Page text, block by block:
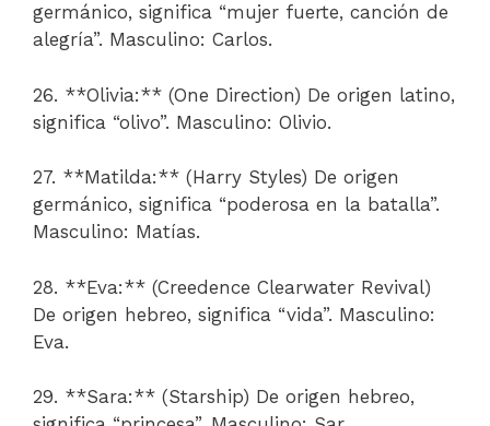
germánico, significa “mujer fuerte, canción de
alegría”. Masculino: Carlos.
26. **Olivia:** (One Direction) De origen latino,
significa “olivo”. Masculino: Olivio.
27. **Matilda:** (Harry Styles) De origen
germánico, significa “poderosa en la batalla”.
Masculino: Matías.
28. **Eva:** (Creedence Clearwater Revival)
De origen hebreo, significa “vida”. Masculino:
Eva.
29. **Sara:** (Starship) De origen hebreo,